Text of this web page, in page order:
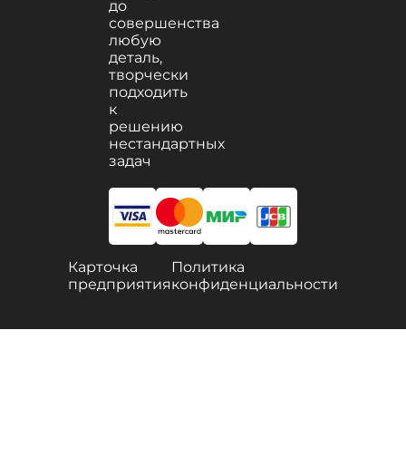
до
совершенства
любую
деталь,
творчески
подходить
к
решению
нестандартных
задач
Карточка
предприятия
Политика
конфиденциальности